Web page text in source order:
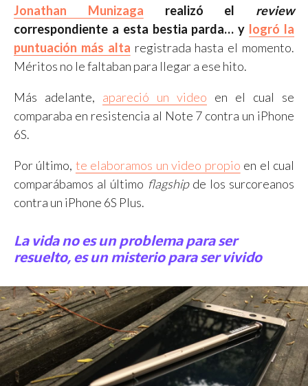
Jonathan Munizaga realizó el review
correspondiente a esta bestia parda… y logró la
puntuación más alta registrada hasta el momento.
Méritos no le faltaban para llegar a ese hito.
Más adelante, apareció un video en el cual se
comparaba en resistencia al Note 7 contra un iPhone
6S.
Por último, te elaboramos un video propio en el cual
comparábamos al último flagshipde los surcoreanos
contra un iPhone 6S Plus.
La vida no es un problema para ser
resuelto, es un misterio para ser vivido